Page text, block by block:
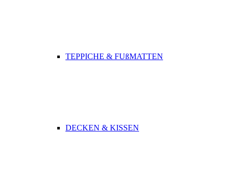
TEPPICHE & FUßMATTEN
DECKEN & KISSEN